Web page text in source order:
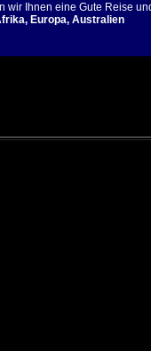
wir Ihnen eine Gute Reise
, Europa,Australien